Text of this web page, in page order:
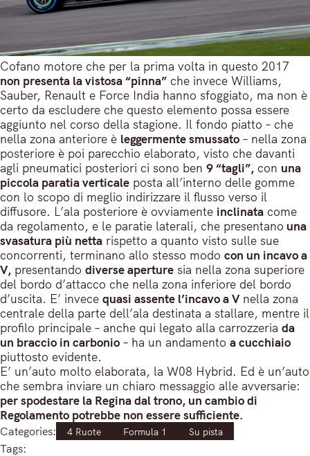
Cofano motore che per la prima volta in questo 2017
non presenta la vistosa “pinna” che invece Williams,
Sauber, Renault e Force India hanno sfoggiato, ma non è
certo da escludere che questo elemento possa essere
aggiunto nel corso della stagione. Il fondo piatto – che
nella zona anteriore è leggermente smussato – nella zona
posteriore è poi parecchio elaborato, visto che davanti
agli pneumatici posteriori ci sono ben 9 “tagli”, con una
piccola paratia verticale posta all’interno delle gomme
con lo scopo di meglio indirizzare il flusso verso il
diffusore. L’ala posteriore è ovviamente inclinata come
da regolamento, e le paratie laterali, che presentano una
svasatura più netta rispetto a quanto visto sulle sue
concorrenti, terminano allo stesso modo con un incavo a
V, presentando diverse aperture sia nella zona superiore
del bordo d’attacco che nella zona inferiore del bordo
d’uscita. E’ invece quasi assente l’incavo a Vnella zona
centrale della parte dell’ala destinata a stallare, mentre il
profilo principale – anche qui legato alla carrozzeria da
un braccio in carbonio – ha un andamento a cucchiaio
piuttosto evidente.
E’ un’auto molto elaborata, la W08 Hybrid. Ed è un’auto
che sembra inviare un chiaro messaggio alle avversarie:
per spodestare la Regina dal trono, un cambio di
Regolamento potrebbe non essere sufficiente.
Categories: 4 Ruote Formula 1 Su pista
Tags: